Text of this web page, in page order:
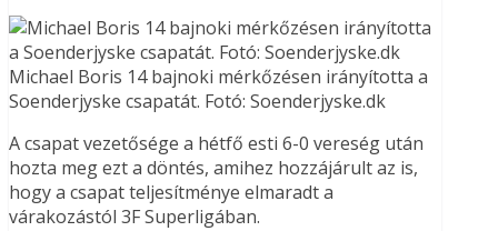
Michael Boris 14 bajnoki mérkőzésen irányította a
Soenderjyske csapatát. Fotó: Soenderjyske.dk
A csapat vezetősége a hétfő esti 6-0 vereség után
hozta meg ezt a döntés, amihez hozzájárult az is,
hogy a csapat teljesítménye elmaradt a
várakozástól 3F Superligában.